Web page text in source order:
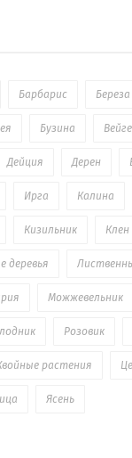
Барбарис Береза
Бузина
Дейция Дерен
Ирга Калина
Кизильник Клен
деревья
Можжевельник
Розовик
растения
Ясень